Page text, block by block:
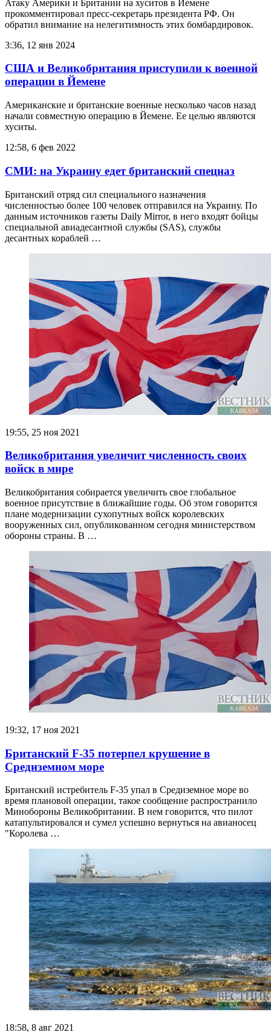
Атаку Америки и Британии на хуситов в Йемене
прокомментировал пресс-секретарь президента РФ. Он
обратил внимание на нелегитимность этих бомбардировок.
3:36, 12 янв 2024
США и Великобритания приступили к военной
операции в Йемене
Американские и британские военные несколько часов назад
начали совместную операцию в Йемене. Ее целью являются
хуситы.
12:58, 6 фев 2022
СМИ: на Украину едет британский спецназ
Британский отряд сил специального назначения
численностью более 100 человек отправился на Украину. По
данным источников газеты Daily Mirror, в него входят бойцы
специальной авиадесантной службы (SAS), службы
десантных кораблей …
19:55, 25 ноя 2021
Великобритания увеличит численность своих
войск в мире
Великобритания собирается увеличить свое глобальное
военное присутствие в ближайшие годы. Об этом говорится
плане модернизации сухопутных войск королевских
вооруженных сил, опубликованном сегодня министерством
обороны страны. В …
19:32, 17 ноя 2021
Британский F-35 потерпел крушение в
Средиземном море
Британский истребитель F-35 упал в Средиземное море во
время плановой операции, такое сообщение распространило
Минобороны Великобритании. В нем говорится, что пилот
катапультировался и сумел успешно вернуться на авианосец
"Королева …
18:58, 8 авг 2021